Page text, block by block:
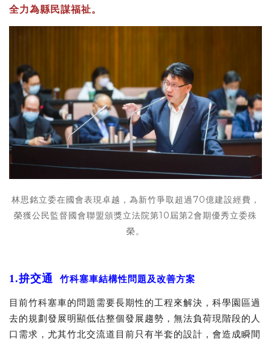
全力為縣民謀福祉。
林思銘立委在國會表現卓越，為新竹爭取超過70億建設經費，
榮獲公民監督國會聯盟頒獎立法院第10屆第2會期優秀立委殊
榮。
1.拚交通 竹科塞車結構性問題及改善方案
目前竹科塞車的問題需要長期性的工程來解決，科學園區過
去的規劃發展明顯低估整個發展趨勢，無法負荷現階段的人
口需求，尤其竹北交流道目前只有半套的設計，會造成瞬間